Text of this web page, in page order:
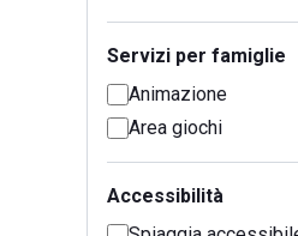
Servizi per famiglie
Animazione
Area giochi
Accessibilità